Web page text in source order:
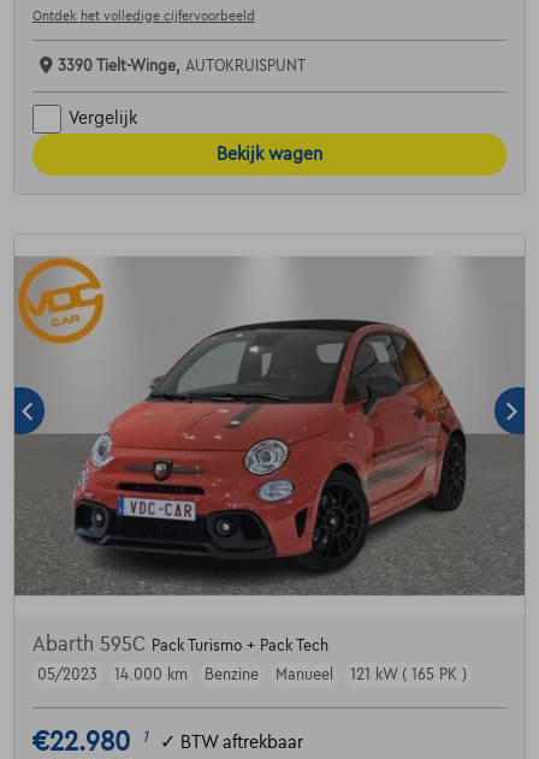
Ontdek het volledige cijfervoorbeeld
3390 Tielt-Winge, AUTOKRUISPUNT
Vergelijk
Bekijk wagen
Abarth 595C Pack Turismo + Pack Tech
05/2023
14.000 km Benzine Manueel 121 kW ( 165 PK )
€22.980 1 ✓ BTW aftrekbaar